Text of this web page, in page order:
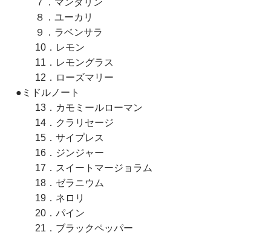
８．ユーカリ
９．ラベンサラ
10．レモン
11．レモングラス
12．ローズマリー
●ミドルノート
13．カモミールローマン
14．クラリセージ
15．サイプレス
16．ジンジャー
17．スイートマージョラム
18．ゼラニウム
19．ネロリ
20．パイン
21．ブラックペッパー